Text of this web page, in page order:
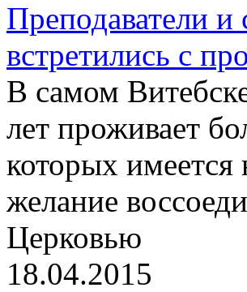
Преподаватели
встретились с
В самом
лет проживает
которых
желание
Церковью
18.04.2015